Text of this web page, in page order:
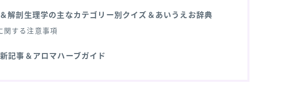
解剖生理学の主なカテゴリー別クイズ＆あいうえお辞典
関する注意事項
記事＆アロマハーブガイド